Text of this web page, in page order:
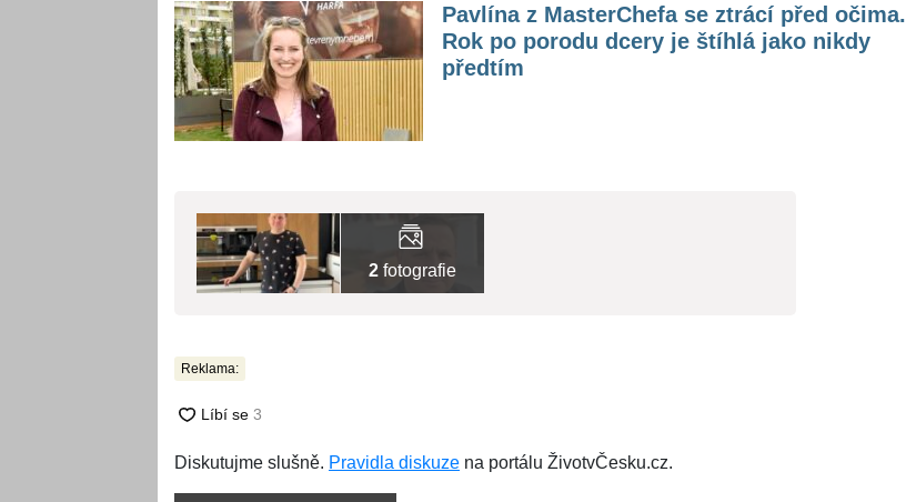
Pavlína z MasterChefa se ztrácí před očima.
Rok po porodu dcery je štíhlá jako nikdy
předtím
2 fotografie
Reklama:
Diskutujme slušně. Pravidla diskuze na portálu ŽivotvČesku.cz.